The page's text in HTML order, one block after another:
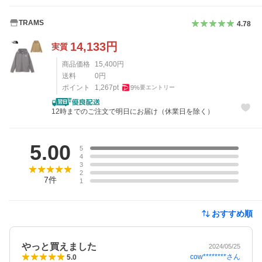
TRAMS 4.78
実質 14,133円
商品価格 15,400円
送料
0円
ポイント
1,267pt 9%要エントリー
12時までのご注文で明日にお届け（休業日を除く）
5.00
7件
5
4
3
2
1
おすすめ順
やっと買えました 2024/05/25
5.0 cow********さん